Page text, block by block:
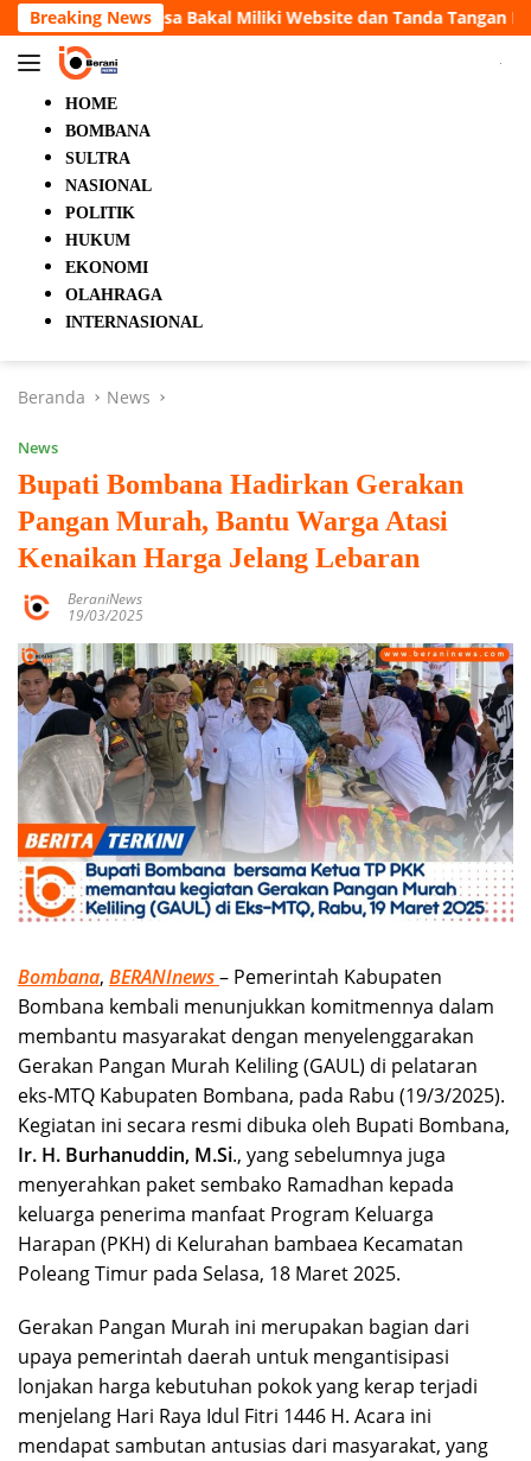
Langsung
ke
konten
Breaking News
dan Tanda Tangan Elektronik 5 Orang Tewas
HOME
BOMBANA
SULTRA
NASIONAL
POLITIK
HUKUM
EKONOMI
OLAHRAGA
INTERNASIONAL
Beranda News
News
Bupati Bombana Hadirkan Gerakan
Pangan Murah, Bantu Warga Atasi
Kenaikan Harga Jelang Lebaran
BeraniNews
19/03/2025
Bombana, BERANInews– Pemerintah Kabupaten
Bombana kembali menunjukkan komitmennya dalam
membantu masyarakat dengan menyelenggarakan
Gerakan Pangan Murah Keliling (GAUL) di pelataran
eks-MTQ Kabupaten Bombana, pada Rabu (19/3/2025).
Kegiatan ini secara resmi dibuka oleh Bupati Bombana,
Ir. H. Burhanuddin, M.Si., yang sebelumnya juga
menyerahkan paket sembako Ramadhan kepada
keluarga penerima manfaat Program Keluarga
Harapan (PKH) di Kelurahan bambaea Kecamatan
Poleang Timur pada Selasa, 18 Maret 2025.
Gerakan Pangan Murah ini merupakan bagian dari
upaya pemerintah daerah untuk mengantisipasi
lonjakan harga kebutuhan pokok yang kerap terjadi
menjelang Hari Raya Idul Fitri 1446 H. Acara ini
mendapat sambutan antusias dari masyarakat, yang